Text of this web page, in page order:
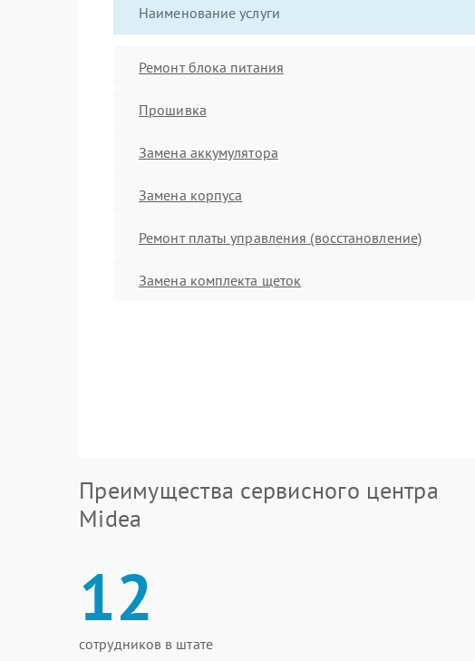
Наименование услуги
Ремонт блока питания
Прошивка
Замена аккумулятора
Замена корпуса
Ремонт платы управления (восстановление)
Замена комплекта щеток
Преимущества сервисного центра
Midea
12
сотрудников в штате